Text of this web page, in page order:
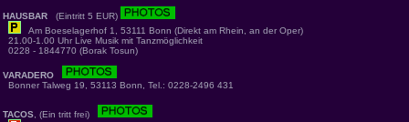
HAUSBAR (Eintritt 5 EUR)
Am Boeselagerhof 1, 53111 Bonn (Direkt am Rhein, an der Oper)
21.00-1.00 Uhr Live Musik mit Tanzmöglichkeit
0228 - 1844770 (Borak Tosun)
VARADERO
Bonner Talweg 19, 53113 Bonn, Tel.: 0228-2496 431
TACOS , (Ein tritt frei)